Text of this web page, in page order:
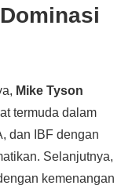
Mike Tyson
termuda dalam
dan IBF dengan
Selanjutnya,
kemenangan